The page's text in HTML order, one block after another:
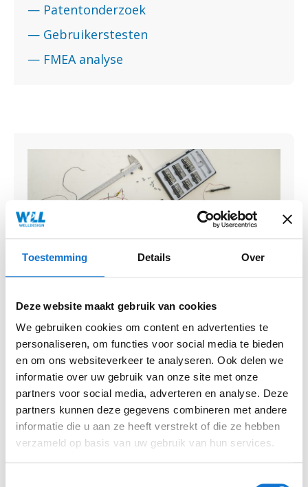
Toestemming Details Over
Deze website maakt gebruik van cookies
We gebruiken cookies om content en advertenties te
personaliseren, om functies voor social media te bieden
en om ons websiteverkeer te analyseren. Ook delen we
informatie over uw gebruik van onze site met onze
partners voor social media, adverteren en analyse. Deze
partners kunnen deze gegevens combineren met andere
informatie die u aan ze heeft verstrekt of die ze hebben
verzameld op basis van uw gebruik van hun services.
— Patentonderzoek
— Gebruikerstesten
— FMEA analyse